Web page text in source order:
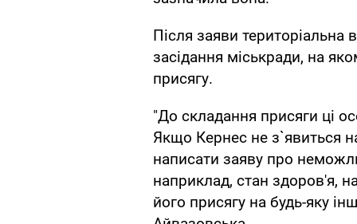
Після заяви територіальна
засідання міськради, на
присягу.
"До складання присяги ці
Якщо Кернес не з`явиться
написати заяву про
наприклад, стан здоров'я,
його присягу на будь-яку